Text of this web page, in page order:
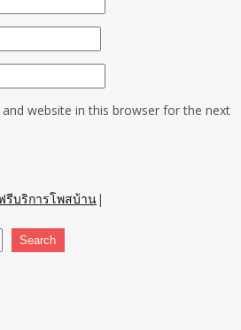
website in this browser for the next
รีบริการโพสบ้าน|
Search